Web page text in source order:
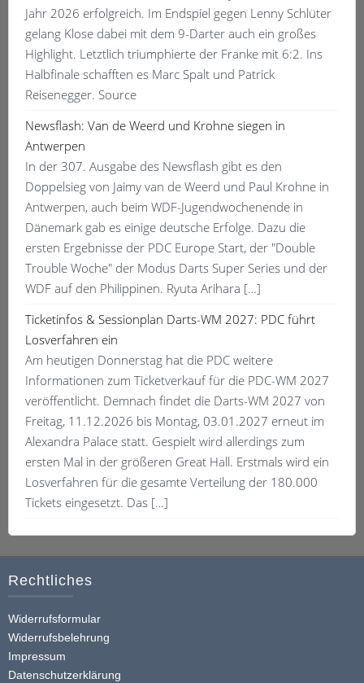
Jahr 2026 erfolgreich. Im Endspiel gegen Lenny Schlüter
gelang Klose dabei mit dem 9-Darter auch ein großes
Highlight. Letztlich triumphierte der Franke mit 6:2. Ins
Halbfinale schafften es Marc Spalt und Patrick
Reisenegger. Source
Newsflash: Van de Weerd und Krohne siegen in
Antwerpen
In der 307. Ausgabe des Newsflash gibt es den
Doppelsieg von Jaimy van de Weerd und Paul Krohne in
Antwerpen, auch beim WDF-Jugendwochenende in
Dänemark gab es einige deutsche Erfolge. Dazu die
ersten Ergebnisse der PDC Europe Start, der "Double
Trouble Woche" der Modus Darts Super Series und der
WDF auf den Philippinen. Ryuta Arihara […]
Ticketinfos & Sessionplan Darts-WM 2027: PDC führt
Losverfahren ein
Am heutigen Donnerstag hat die PDC weitere
Informationen zum Ticketverkauf für die PDC-WM 2027
veröffentlicht. Demnach findet die Darts-WM 2027 von
Freitag, 11.12.2026 bis Montag, 03.01.2027 erneut im
Alexandra Palace statt. Gespielt wird allerdings zum
ersten Mal in der größeren Great Hall. Erstmals wird ein
Losverfahren für die gesamte Verteilung der 180.000
Tickets eingesetzt. Das […]
Rechtliches
Widerrufsformular
Widerrufsbelehrung
Impressum
Datenschutzerklärung